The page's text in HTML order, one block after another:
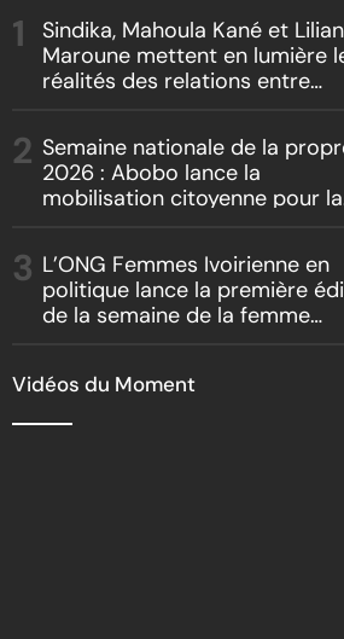
Sindika, Mahoula Kané et
Maroune mettent en lumière
réalités des relations entre
« Boss vs Boss »
Semaine nationale de la
2026 : Abobo lance la
mobilisation citoyenne pour la
L’ONG Femmes Ivoirienne en
politique lance la première
de la semaine de la femme
Vidéos du Moment